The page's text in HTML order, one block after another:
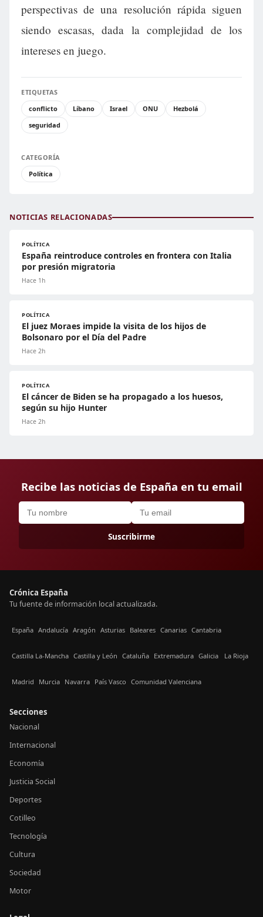
perspectivas de una resolución rápida siguen
siendo escasas, dada la complejidad de los
intereses en juego.
ETIQUETAS
conflicto
Líbano Israel ONU
Hezbolá
seguridad
CATEGORÍA
Política
NOTICIAS RELACIONADAS
POLÍTICA
España reintroduce controles en frontera con Italia
por presión migratoria
Hace 1h
POLÍTICA
El juez Moraes impide la visita de los hijos de
Bolsonaro por el Día del Padre
Hace 2h
POLÍTICA
El cáncer de Biden se ha propagado a los huesos,
según su hijo Hunter
Hace 2h
Recibe las noticias de España en tu email
Suscribirme
Crónica España
Tu fuente de información local actualizada.
España Andalucía Aragón Asturias Baleares Canarias Cantabria
Castilla La-Mancha Castilla y León Cataluña Extremadura Galicia La Rioja
Madrid Murcia Navarra País Vasco Comunidad Valenciana
Secciones
Nacional
Internacional
Economía
Justicia Social
Deportes
Cotilleo
Tecnología
Cultura
Sociedad
Motor